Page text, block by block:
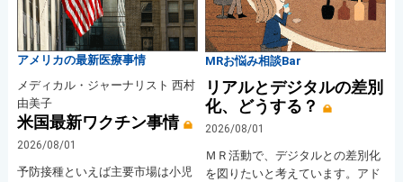
アメリカの最新医療事情
メディカル・ジャーナリスト 西村
由美子
米国最新ワクチン事情
2026/08/01
予防接種といえば主要市場は小児
MRお悩み相談Bar
リアルとデジタルの差別
化、どうする？
2026/08/01
ＭＲ活動で、デジタルとの差別化
を図りたいと考えています。アド